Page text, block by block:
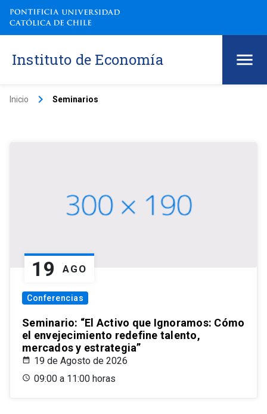
Instituto de Economía
Inicio keyboard_arrow_right Seminarios
19 AGO
Conferencias
Seminario: “El Activo que Ignoramos: Cómo
el envejecimiento redefine talento,
mercados y estrategia”
19 de Agosto de 2026
09:00 a 11:00 horas